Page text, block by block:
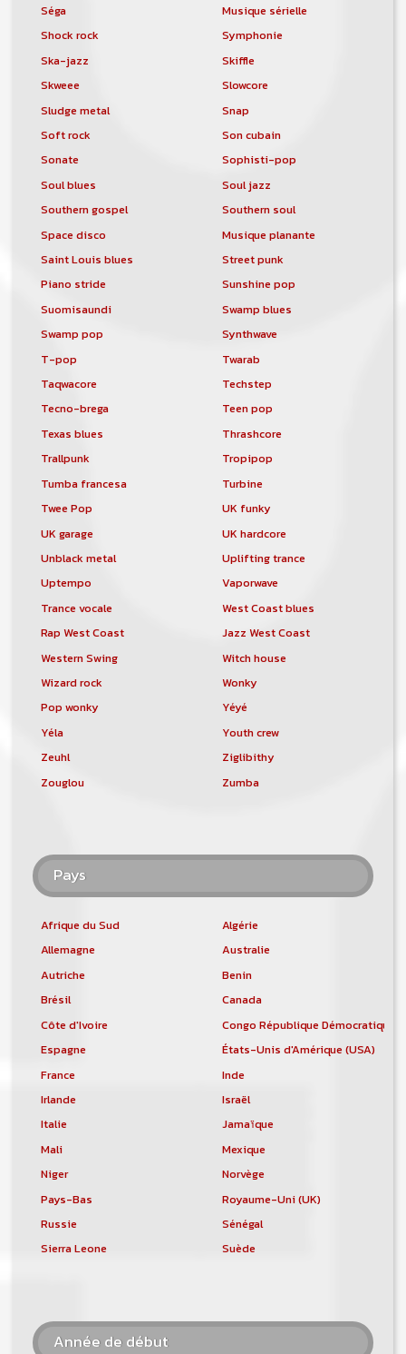
Séga
Musique sérielle
Shock rock
Symphonie
Ska-jazz
Skiffle
Skweee
Slowcore
Sludge metal
Snap
Soft rock
Son cubain
Sonate
Sophisti-pop
Soul blues
Soul jazz
Southern gospel
Southern soul
Space disco
Musique planante
Saint Louis blues
Street punk
Piano stride
Sunshine pop
Suomisaundi
Swamp blues
Swamp pop
Synthwave
T-pop
Twarab
Taqwacore
Techstep
Tecno-brega
Teen pop
Texas blues
Thrashcore
Trallpunk
Tropipop
Tumba francesa
Turbine
Twee Pop
UK funky
UK garage
UK hardcore
Unblack metal
Uplifting trance
Uptempo
Vaporwave
Trance vocale
West Coast blues
Rap West Coast
Jazz West Coast
Western Swing
Witch house
Wizard rock
Wonky
Pop wonky
Yéyé
Yéla
Youth crew
Zeuhl
Ziglibithy
Zouglou
Zumba
Pays
Afrique du Sud
Algérie
Allemagne
Australie
Autriche
Benin
Brésil
Canada
Côte d'Ivoire
Congo République Démocratique
Espagne
États-Unis d'Amérique (USA)
France
Inde
Irlande
Israël
Italie
Jamaïque
Mali
Mexique
Niger
Norvège
Pays-Bas
Royaume-Uni (UK)
Russie
Sénégal
Sierra Leone
Suède
Année de début